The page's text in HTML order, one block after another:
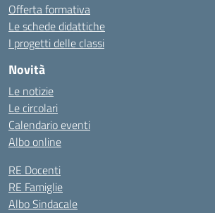
Offerta formativa
Le schede didattiche
I progetti delle classi
Novità
Le notizie
Le circolari
Calendario eventi
Albo online
RE Docenti
RE Famiglie
Albo Sindacale